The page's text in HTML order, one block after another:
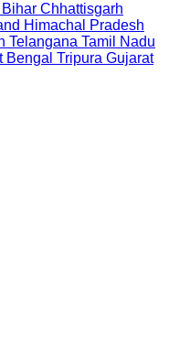
Bihar Chhattisgarh
Himachal Pradesh
Telangana Tamil Nadu
Bengal Tripura Gujarat